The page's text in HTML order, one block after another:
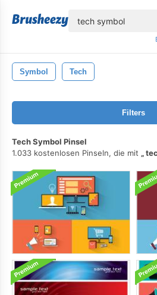
Symbol Tech
Filters
Tech Symbol Pinsel
1.033 kostenlosen Pinseln, die mit